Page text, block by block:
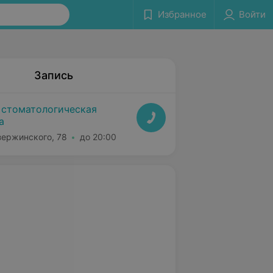
Избранное Войти
Запись
78 до 20:00